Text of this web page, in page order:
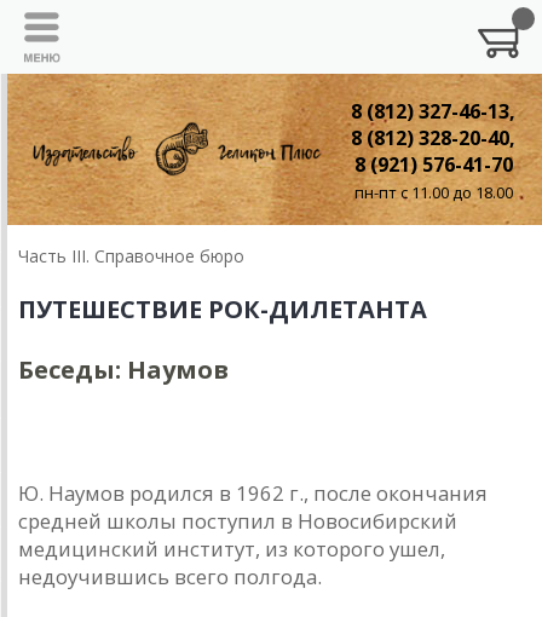
8 (812) 327-46-13,
8 (812) 328-20-40,
8 (921) 576-41-70
пн-пт с 11.00 до 18.00
Часть III. Справочное бюро
ПУТЕШЕСТВИЕ РОК-ДИЛЕТАНТА
Беседы: Наумов
Ю. Наумов родился в 1962 г., после окончания
средней школы поступил в Новосибирский
медицинский институт, из которого ушел,
недоучившись всего полгода.